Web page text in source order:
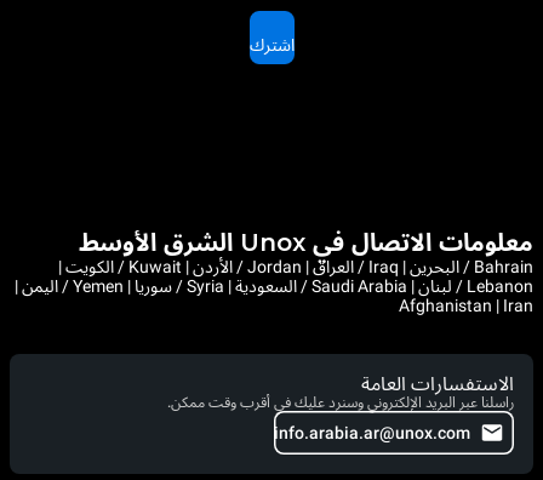
اشترك
معلومات الاتصال في Unox الشرق الأوسط
Bahrain / البحرين | Iraq / العراق | Jordan / الأردن | Kuwait / الكويت |
Lebanon / لبنان | Saudi Arabia / السعودية | Syria / سوريا | Yemen / اليمن |
Afghanistan | Iran
الاستفسارات العامة
راسلنا عبر البريد الإلكتروني وسنرد عليك في أقرب وقت ممكن.
info.arabia.ar@unox.com